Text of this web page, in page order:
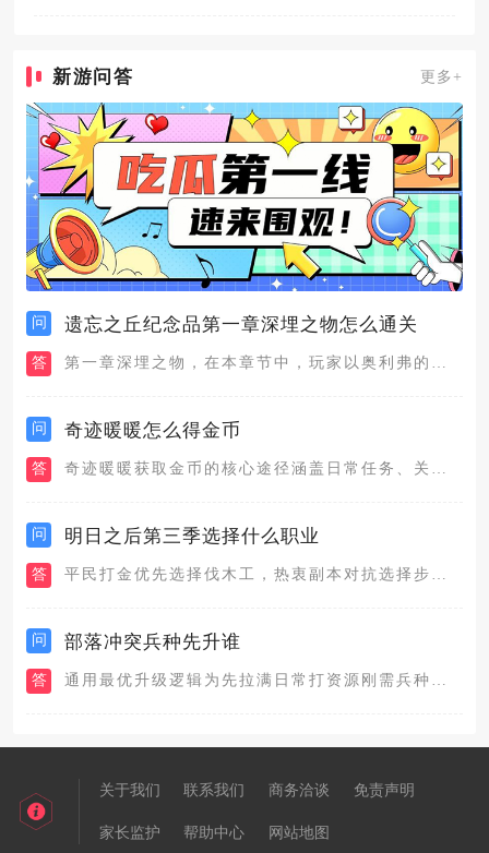
新游问答 更多+
问 遗忘之丘纪念品第一章深埋之物怎么通关
答
问 奇迹暖暖怎么得金币
答
问 明日之后第三季选择什么职业
答
问 部落冲突兵种先升谁
答
关于我们 联系我们 商务洽谈 免责声明
家长监护 帮助中心 网站地图